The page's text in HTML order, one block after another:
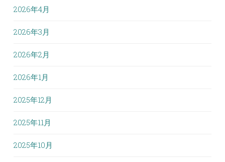
2026年4月
2026年3月
2026年2月
2026年1月
2025年12月
2025年11月
2025年10月